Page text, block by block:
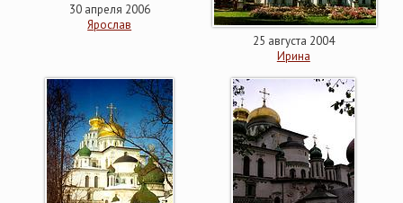
30 апреля 2006
Ярослав
25 августа 2004
Ирина